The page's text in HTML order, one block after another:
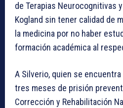
de Terapias Neurocognitivas
Kogland sin tener calidad de
la medicina por no haber
formación académica al
A Silverio, quien se
tres meses de prisión
Corrección y Rehabilitación